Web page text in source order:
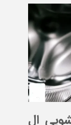
ال